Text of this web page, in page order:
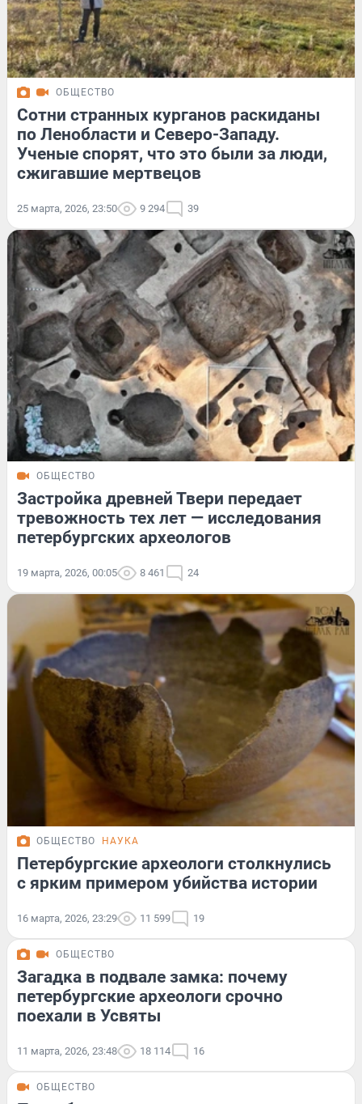
ОБЩЕСТВО
Сотни странных курганов раскиданы
по Ленобласти и Северо-Западу.
Ученые спорят, что это были за люди,
сжигавшие мертвецов
25 марта, 2026, 23:50 9 294 39
ОБЩЕСТВО
Застройка древней Твери передает
тревожность тех лет — исследования
петербургских археологов
19 марта, 2026, 00:05 8 461 24
ОБЩЕСТВО НАУКА
Петербургские археологи столкнулись
с ярким примером убийства истории
16 марта, 2026, 23:29 11 599 19
ОБЩЕСТВО
Загадка в подвале замка: почему
петербургские археологи срочно
поехали в Усвяты
11 марта, 2026, 23:48 18 114 16
ОБЩЕСТВО